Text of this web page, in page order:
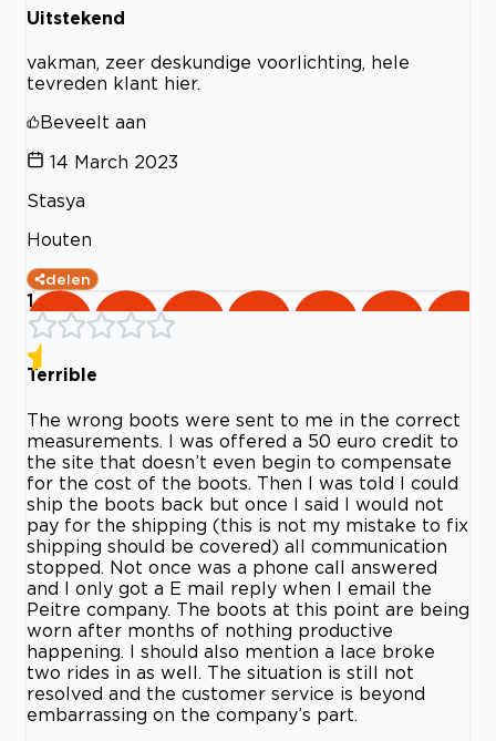
Uitstekend
vakman, zeer deskundige voorlichting, hele
tevreden klant hier.
Beveelt aan
14 March 2023
Stasya
Houten
delen
1
Terrible
The wrong boots were sent to me in the correct
measurements. I was offered a 50 euro credit to
the site that doesn’t even begin to compensate
for the cost of the boots. Then I was told I could
ship the boots back but once I said I would not
pay for the shipping (this is not my mistake to fix
shipping should be covered) all communication
stopped. Not once was a phone call answered
and I only got a E mail reply when I email the
Peitre company. The boots at this point are being
worn after months of nothing productive
happening. I should also mention a lace broke
two rides in as well. The situation is still not
resolved and the customer service is beyond
embarrassing on the company’s part.